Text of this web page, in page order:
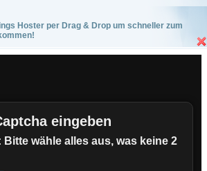
Hoster per Drag & Drop um schneller zum